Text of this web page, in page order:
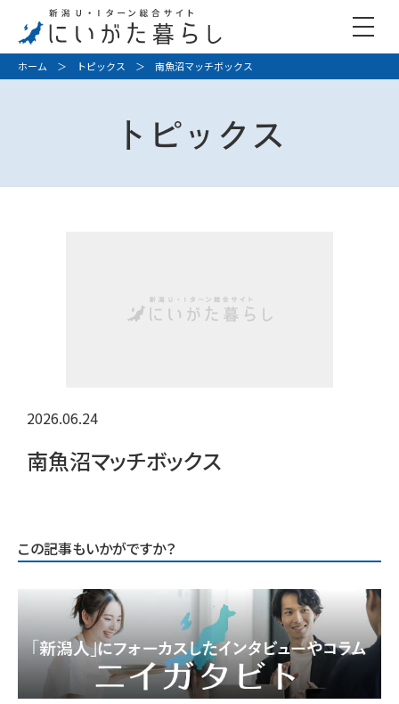
ホーム ＞ トピックス ＞ 南魚沼マッチボックス
トピックス
2026.06.24
南魚沼マッチボックス
この記事もいかがですか？